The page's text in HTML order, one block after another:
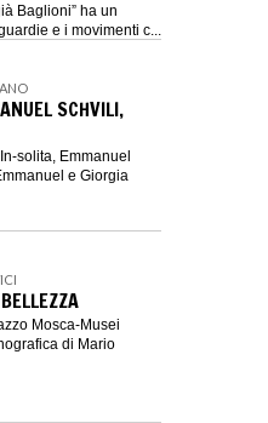
Baglioni” ha un
e i movimenti c...
SCHVILI,
solita, Emmanuel
e Giorgia
Mosca-Musei
di Mario